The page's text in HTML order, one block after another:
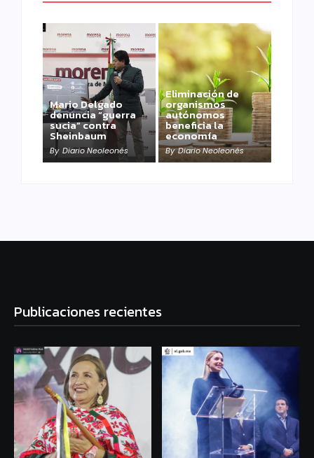
Mario Delgado
denuncia “guerra
sucia” contra
Sheinbaum
By Diario Neoleonés
Eliminación de
organismos
autónomos
beneficia la
economía
By Diario Neoleonés
Publicaciones recientes